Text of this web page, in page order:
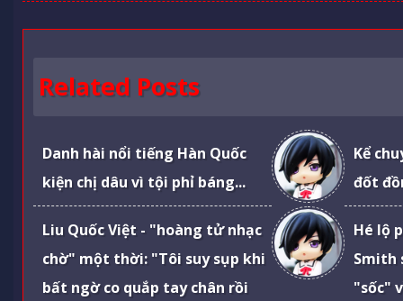
Related Posts
Danh hài nổi tiếng Hàn Quốc
kiện chị dâu vì tội phỉ báng...
Kể
đốt
Liu Quốc Việt - "hoàng tử nhạc
chờ" một thời: "Tôi suy sụp khi
bất ngờ co quắp tay chân rồi
Hé lộ
Smith
"sốc"